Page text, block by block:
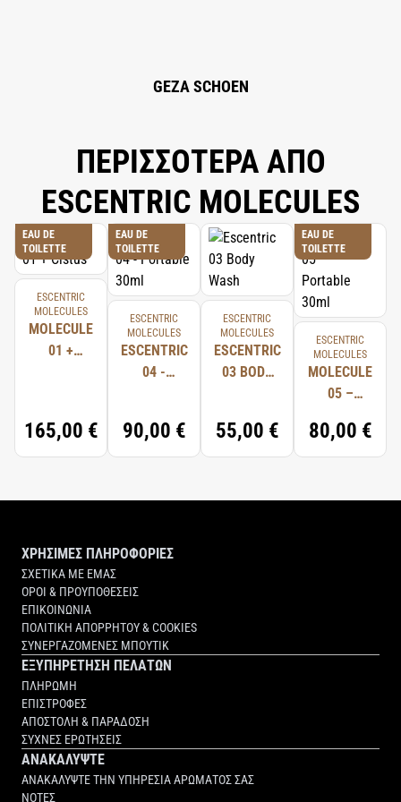
GEZA SCHOEN
ΠΕΡΙΣΣΟΤΕΡΑ ΑΠΟ
ESCENTRIC MOLECULES
EAU DE
TOILETTE
ESCENTRIC
MOLECULES
MOLECULE
01 +
165,00 €
EAU DE
TOILETTE
ESCENTRIC
MOLECULES
ESCENTRIC
04 -
90,00 €
ESCENTRIC
MOLECULES
ESCENTRIC
03 BODY
55,00 €
EAU DE
TOILETTE
ESCENTRIC
MOLECULES
MOLECULE
05 –
30ML
80,00 €
ΧΡΗΣΙΜΕΣ ΠΛΗΡΟΦΟΡΙΕΣ
ΣΧΕΤΙΚΑ ΜΕ ΕΜΑΣ
ΟΡΟΙ & ΠΡΟΥΠΟΘΕΣΕΙΣ
ΕΠΙΚΟΙΝΩΝΙΑ
ΠΟΛΙΤΙΚΗ ΑΠΟΡΡΗΤΟΥ & COOKIES
ΣΥΝΕΡΓΑΖΟΜΕΝΕΣ ΜΠΟΥΤΙΚ
ΕΞΥΠΗΡΕΤΗΣΗ ΠΕΛΑΤΩΝ
ΠΛΗΡΩΜΗ
ΕΠΙΣΤΡΟΦΕΣ
ΑΠΟΣΤΟΛΗ & ΠΑΡΑΔΟΣΗ
ΣΥΧΝΕΣ ΕΡΩΤΗΣΕΙΣ
ΑΝΑΚΑΛΥΨΤΕ
ΑΝΑΚΑΛΥΨΤΕ ΤΗΝ ΥΠΗΡΕΣΙΑ ΑΡΩΜΑΤΟΣ ΣΑΣ
ΝΟΤΕΣ